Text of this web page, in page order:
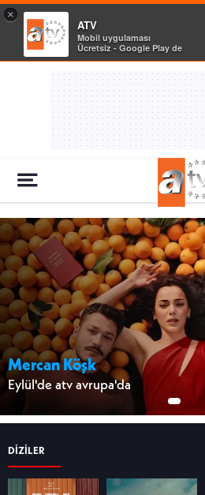
×
ATV
Mobil uygulaması
Ücretsiz - Google Play de
Mercan Köşk
Eylül'de atv avrupa'da
DİZİLER